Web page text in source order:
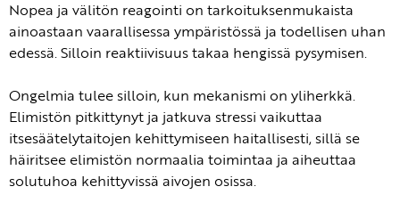
Nopea ja välitön reagointi on tarkoituksenmukaista
ainoastaan vaarallisessa ympäristössä ja todellisen uhan
edessä. Silloin reaktiivisuus takaa hengissä pysymisen.
Ongelmia tulee silloin, kun mekanismi on yliherkkä.
Elimistön pitkittynyt ja jatkuva stressi vaikuttaa
itsesäätelytaitojen kehittymiseen haitallisesti, sillä se
häiritsee elimistön normaalia toimintaa ja aiheuttaa
solutuhoa kehittyvissä aivojen osissa.